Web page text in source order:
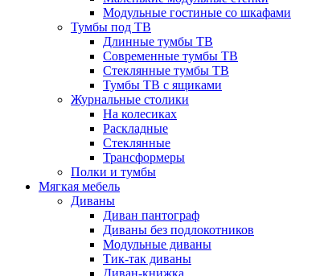
Модульные гостиные со шкафами
Тумбы под ТВ
Длинные тумбы ТВ
Современные тумбы ТВ
Стеклянные тумбы ТВ
Тумбы ТВ с ящиками
Журнальные столики
На колесиках
Раскладные
Стеклянные
Трансформеры
Полки и тумбы
Мягкая мебель
Диваны
Диван пантограф
Диваны без подлокотников
Модульные диваны
Тик-так диваны
Диван-книжка